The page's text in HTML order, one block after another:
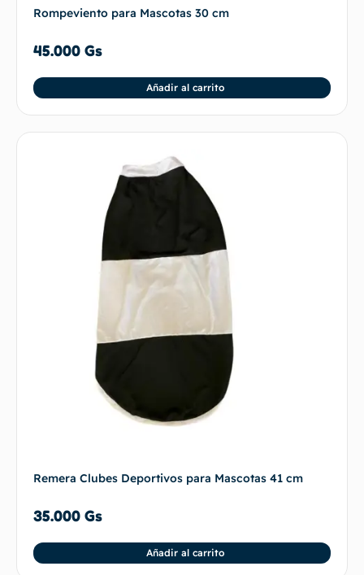
Rompeviento para Mascotas 30 cm
45.000 Gs
Añadir al carrito
Remera Clubes Deportivos para Mascotas 41 cm
35.000 Gs
Añadir al carrito